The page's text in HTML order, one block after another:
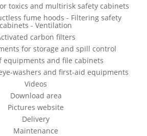
toxics and multirisk safety cabinets
fume hoods - Filtering safety
cabinets - Ventilation
carbon filters
for storage and spill control
equipments and file cabinets
washers and first-aid equipments
Videos
Download area
Pictures website
Delivery
Maintenance